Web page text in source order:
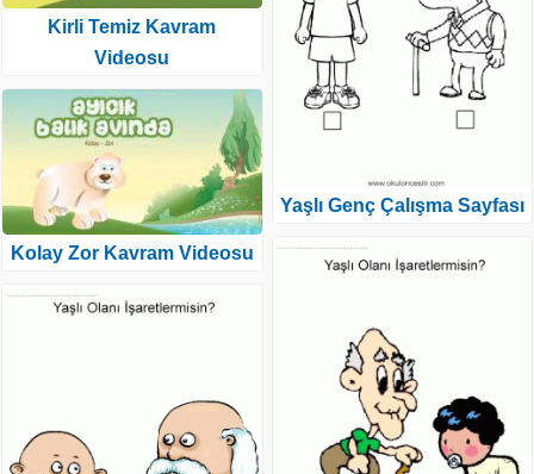
Kirli Temiz Kavram
Videosu
Kolay Zor Kavram Videosu
Yaşlı Genç Çalışma Sayfası